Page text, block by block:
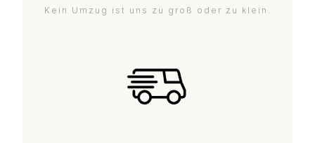
Kein Umzug ist uns zu groß oder zu klein.